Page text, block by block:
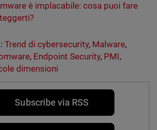
è implacabile: cosa puoi fare
Trend di cybersecurity, Malware,
, Endpoint Security, PMI,
dimensioni
Subscribe via RSS